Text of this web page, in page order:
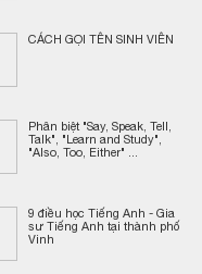
CÁCH GỌI TÊN SINH VIÊN
Phân biệt "Say, Speak, Tell,
Talk", "Learn and Study",
"Also, Too, Either" ...
9 điều học Tiếng Anh - Gia
sư Tiếng Anh tại thành phố
Vinh